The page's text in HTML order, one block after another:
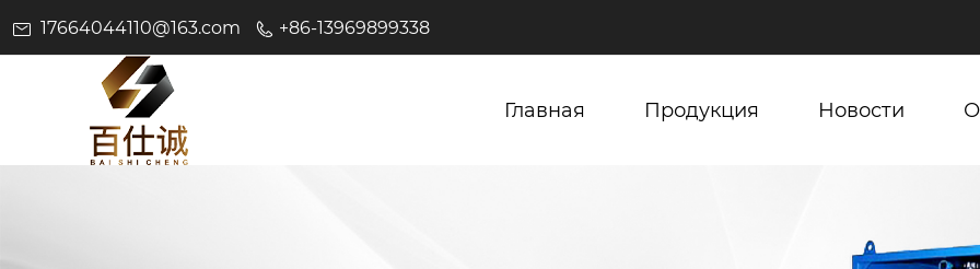
17664044110@163.com +86-13969899338
Главная Продукция Новости